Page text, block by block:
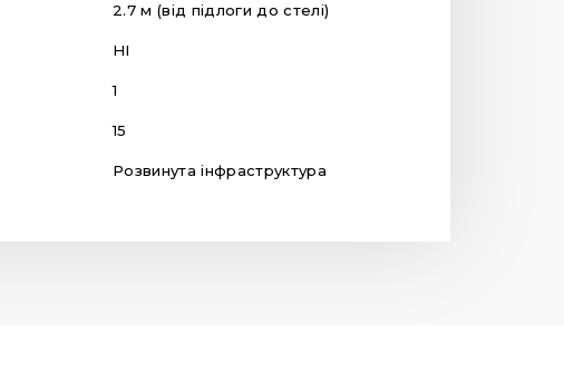
2.7 м (від підлоги до стелі)
НІ
1
15
Розвинута інфраструктура